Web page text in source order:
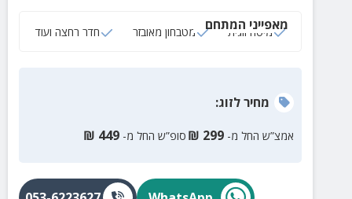
מאפייני המתחם
מיטה זוגית מטבחון מאובזר חדר רחצה ועוד
מחירלזוג:
אמצ”ש החל מ- 299
₪ סופ”ש החל מ- 449
₪